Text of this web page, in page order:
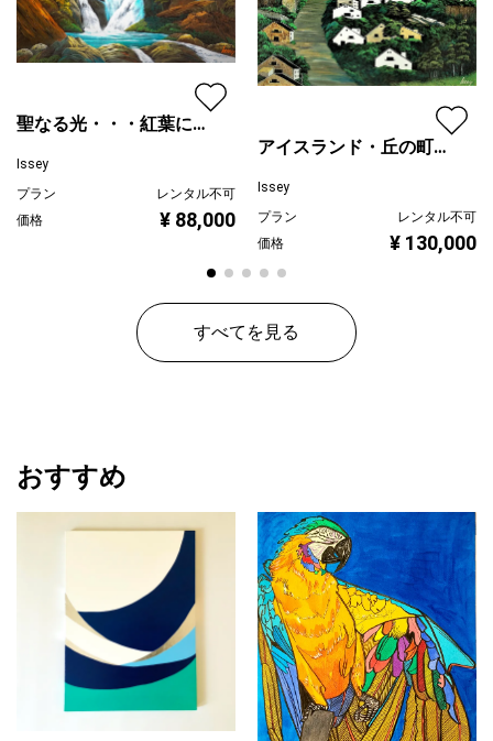
聖なる光・・・紅葉に注
Issey
プラン
レンタル不可
価格
¥ 88,000
アイスランド・丘の町並
Issey
プラン
レンタル不可
価格
¥ 130,000
すべてを見る
おすすめ